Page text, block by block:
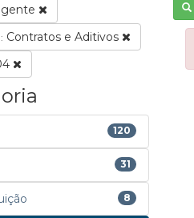
Contratos e Aditivos
120
31
8